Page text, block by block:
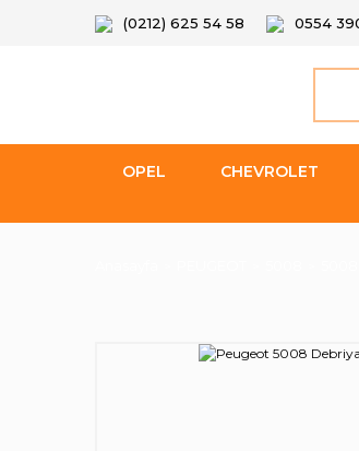
(0212) 625 54 58 0554
OPEL CHEVROLET